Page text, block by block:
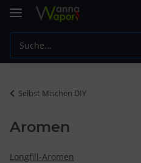
Selbst Mischen DIY
Aromen
Longfill-Aromen